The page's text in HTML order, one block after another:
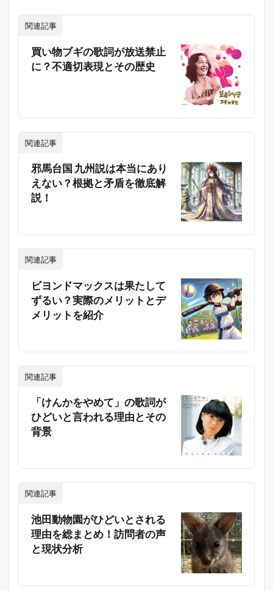
関連記事
買い物ブギの歌詞が放送禁止
に？不適切表現とその歴史
関連記事
邪馬台国 九州説は本当にあり
えない？根拠と矛盾を徹底解
説！
関連記事
ビヨンドマックスは果たして
ずるい？実際のメリットとデ
メリットを紹介
関連記事
「けんかをやめて」の歌詞が
ひどいと言われる理由とその
背景
関連記事
池田動物園がひどいとされる
理由を総まとめ！訪問者の声
と現状分析